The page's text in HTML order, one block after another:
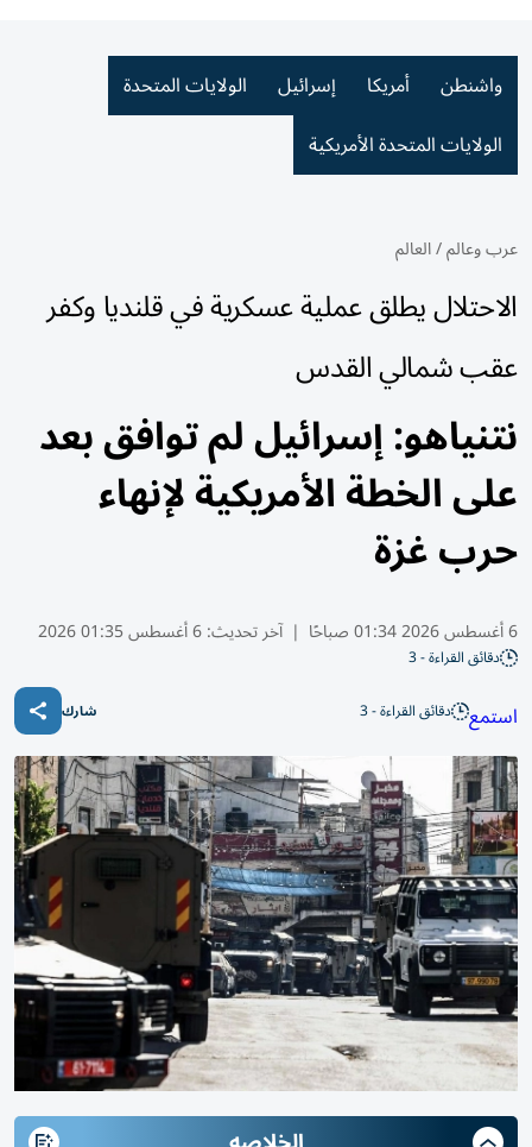
واشنطن أمريكا إسرائيل
الولايات المتحدة
الولايات المتحدة الأمريكية
عرب وعالم/العالم
الاحتلال يطلق عملية عسكرية في قلنديا وكفر
عقب شمالي القدس
نتنياهو: إسرائيل لم توافق بعد
على الخطة الأمريكية لإنهاء
حرب غزة
6 أغسطس 2026 01:34 صباحًا | آخر تحديث:6 أغسطس 01:35 2026
دقائق القراءة - 3
استمع دقائق القراءة - 3 شارك